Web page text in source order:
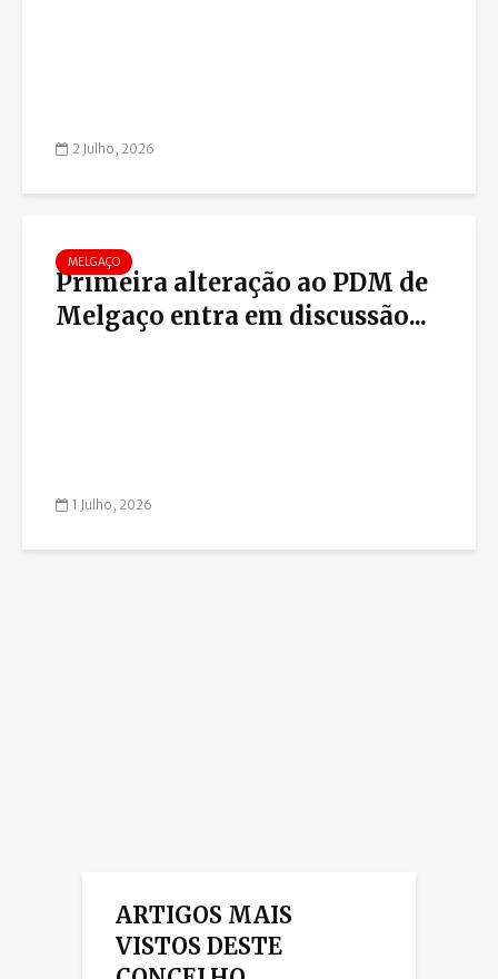
2 Julho, 2026
MELGAÇO
Primeira alteração ao PDM de
Melgaço entra em discussão...
1 Julho, 2026
ARTIGOS MAIS
VISTOS DESTE